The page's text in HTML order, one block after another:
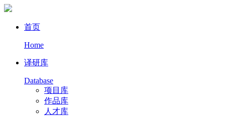
首页
Home
译研库
Database
项目库
作品库
人才库